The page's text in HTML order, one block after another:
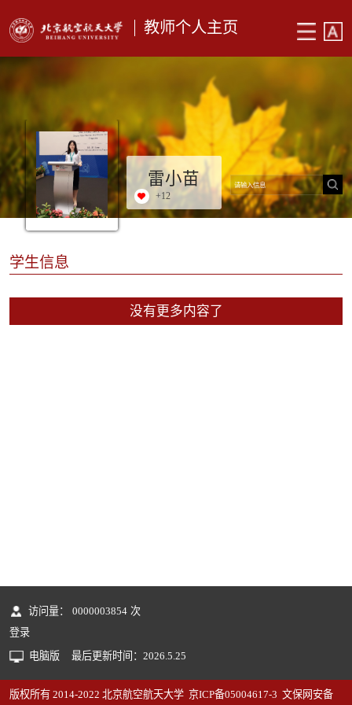
教师个人主页
雷小苗
+12
学生信息
没有更多内容了
访问量： 0000003854 次
登录
电脑版
最后更新时间： 2026 5 25
版权所有 2014-2022 北京航空航天大学 京ICP备05004617-3 文保网安备